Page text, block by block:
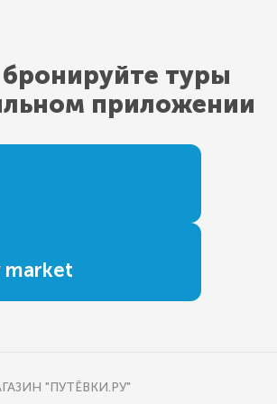
туры
приложении
market
"ПУТЁВКИ.РУ"